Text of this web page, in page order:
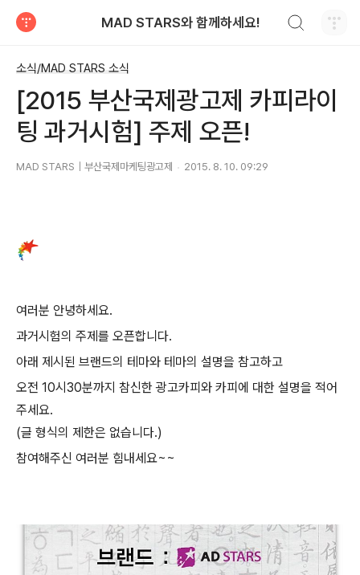
MAD STARS와 함께하세요!
소식/MAD STARS 소식
[2015 부산국제광고제 카피라이
팅 과거시험] 주제 오픈!
MAD STARS｜부산국제마케팅광고제 2015. 8. 10. 09:29
여러분 안녕하세요.
과거시험의 주제를 오픈합니다.
아래 제시된 브랜드의 테마와 테마의 설명을 참고하고
오전 10시 30분까지 참신한 광고카피와 카피에 대한 설명을 적어
주세요.
(글 형식의 제한은 없습니다.)
참여해주신 여러분 힘내세요~~